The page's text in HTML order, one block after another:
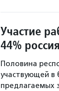
Участие
44%
Половина
участвующей в
предлагаемых